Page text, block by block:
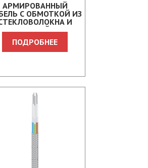
АРМИРОВАННЫЙ
С ОБМОТКОЙ ИЗ
И
ОПЛЕТКОЙ ИЗ
CCMST
ПОДРОБНЕЕ